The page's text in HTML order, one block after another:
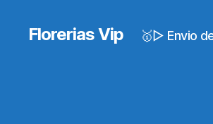
Florerias Vip 🥇▷ Envio